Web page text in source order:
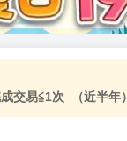
交易≦1次 （近半年）